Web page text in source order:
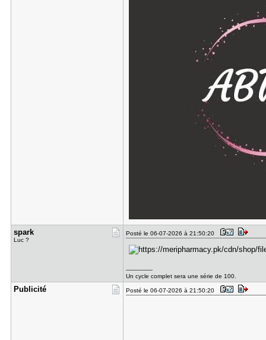
spark
Luc ?
Posté le 06-07-2026 à 21:50:20
---------------
Un cycle complet sera une série de 100.
Publicité Posté le 06-07-2026 à 21:50:20